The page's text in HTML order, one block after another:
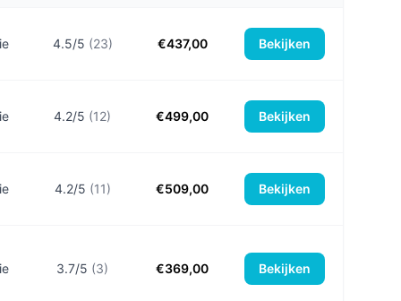
4.5/5 (23) €437,00 Bekijken
4.2/5 (12) €499,00 Bekijken
4.2/5 (11) €509,00 Bekijken
3.7/5 (3) €369,00 Bekijken